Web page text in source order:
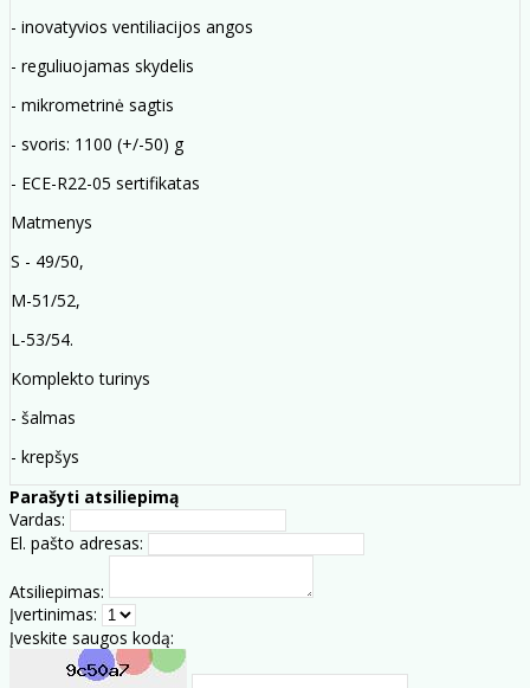
- inovatyvios ventiliacijos angos
- reguliuojamas skydelis
- mikrometrinė sagtis
- svoris: 1100 (+/-50) g
- ECE-R22-05 sertifikatas
Matmenys
S - 49/50,
M-51/52,
L-53/54.
Komplekto turinys
- šalmas
- krepšys
Parašyti atsiliepimą
Vardas:
El. pašto adresas:
Atsiliepimas:
Įvertinimas:
Įveskite saugos kodą: